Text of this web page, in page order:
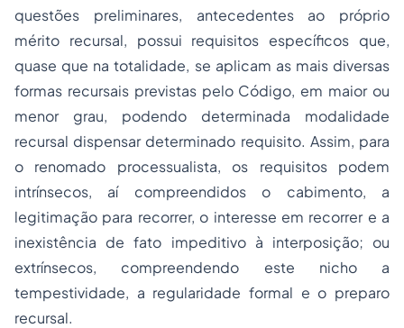
questões preliminares, antecedentes ao próprio
mérito recursal, possui requisitos específicos que,
quase que na totalidade, se aplicam as mais diversas
formas recursais previstas pelo Código, em maior ou
menor grau, podendo determinada modalidade
recursal dispensar determinado requisito. Assim, para
o renomado processualista, os requisitos podem
intrínsecos, aí compreendidos o cabimento, a
legitimação para recorrer, o interesse em recorrer e a
inexistência de fato impeditivo à interposição; ou
extrínsecos, compreendendo este nicho a
tempestividade, a regularidade formal e o preparo
recursal.